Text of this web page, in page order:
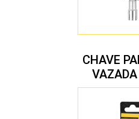
CHAVE